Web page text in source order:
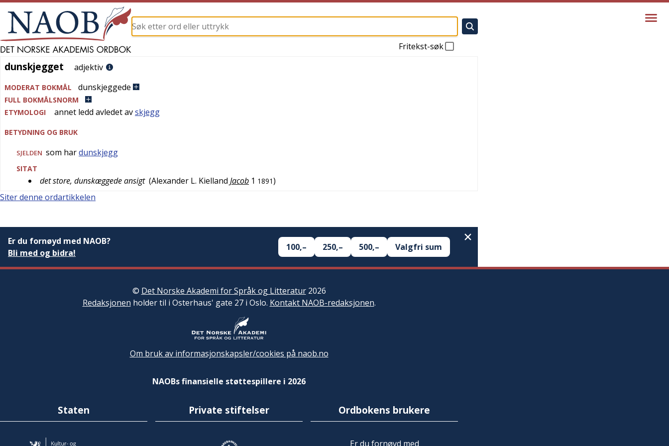
Fritekst-søk
dunskjegget
dunskjegget adjektiv
MODERAT BOKMÅL dunskjeggede
FULL BOKMÅLSNORM
ETYMOLOGI
annet ledd avledet avskjegg
BETYDNING OG BRUK
SJELDEN som hardunskjegg
SITAT
det store, dunskæggede ansigt (Alexander L. Kielland Jacob 1 1891)
Siter denne ordartikkelen
Er du fornøyd med NAOB?
Bli med og bidra!
100,– 250,– 500,– Valgfri sum
© Det Norske Akademi for Språk og Litteratur2026
Redaksjonen holder til i Osterhaus' gate 27 i Oslo. Kontakt NAOB-redaksjonen.
Om bruk av informasjonskapsler/cookies på naob.no
NAOBs finansielle støttespillere i 2026
Staten Private stiftelser Ordbokens brukere
Er du fornøyd med